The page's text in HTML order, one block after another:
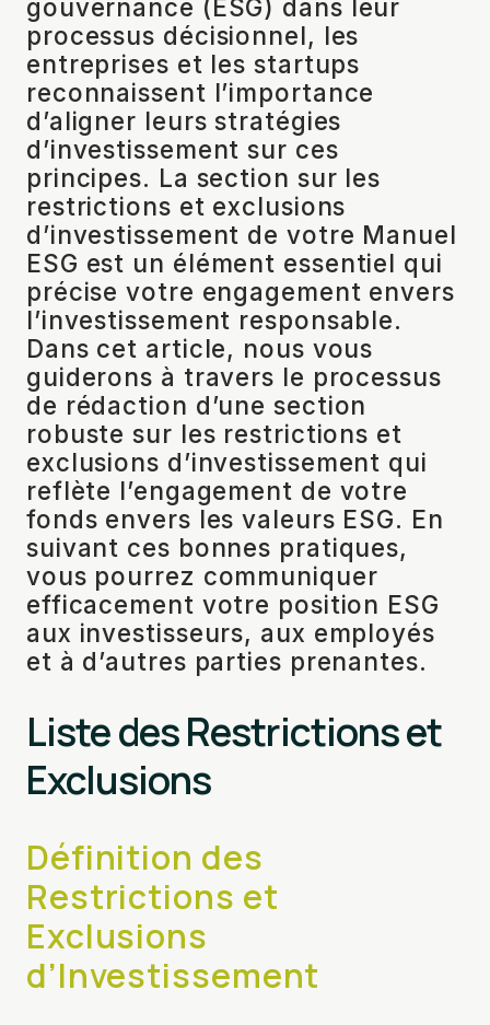
gouvernance (ESG) dans leur
processus décisionnel, les
entreprises et les startups
reconnaissent l’importance
d’aligner leurs stratégies
d’investissement sur ces
principes. La section sur les
restrictions et exclusions
d’investissement de votre Manuel
ESG est un élément essentiel qui
précise votre engagement envers
l’investissement responsable.
Dans cet article, nous vous
guiderons à travers le processus
de rédaction d’une section
robuste sur les restrictions et
exclusions d’investissement qui
reflète l’engagement de votre
fonds envers les valeurs ESG. En
suivant ces bonnes pratiques,
vous pourrez communiquer
efficacement votre position ESG
aux investisseurs, aux employés
et à d’autres parties prenantes.
Liste des Restrictions et
Exclusions
Définition des
Restrictions et
Exclusions
d’Investissement